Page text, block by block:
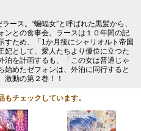
ース。“蝙蝠女”と呼ばれた黒髪から、
ンとの食事会。ラースは１０年間の記
すため、「1か月後にシャリオルト帝国
として、愛人たちより優位に立つた
泊を計画するも、「この女は普通じゃ
始めたゼフォンは、外泊に同行すると
動の第２巻！！
チェックしています。